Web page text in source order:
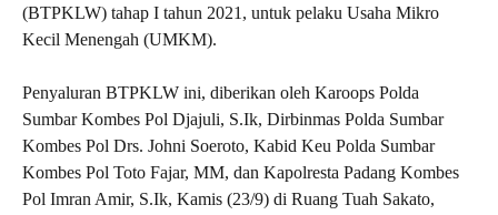
(BTPKLW) tahap I tahun 2021, untuk pelaku Usaha Mikro
Kecil Menengah (UMKM).
Penyaluran BTPKLW ini, diberikan oleh Karoops Polda
Sumbar Kombes Pol Djajuli, S.Ik, Dirbinmas Polda Sumbar
Kombes Pol Drs. Johni Soeroto, Kabid Keu Polda Sumbar
Kombes Pol Toto Fajar, MM, dan Kapolresta Padang Kombes
Pol Imran Amir, S.Ik, Kamis (23/9) di Ruang Tuah Sakato,